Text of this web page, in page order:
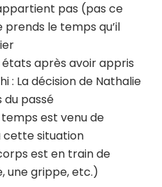
pas (pas ce
prends le temps qu’il
états après avoir appris
: La décision de Nathalie
du passé
temps est venu de
cette situation
est en train de
une grippe, etc.)